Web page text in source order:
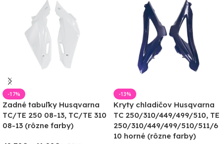
-17%
Zadné tabuľky Husqvarna
TC/TE 250 08-13, TC/TE 310
08-13 (rôzne farby)
-13%
Kryty chladičov Husqvarna
TC 250/310/449/499/510, TE
250/310/449/499/510/511/6
10 horné (rôzne farby)